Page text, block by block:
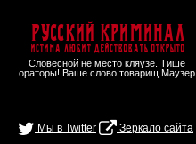
Русский Криминал
Истина любит действовать открыто
Словесной не место кляузе. Тише
ораторы! Ваше слово товарищ Маузер
Мы в Twitter Зеркало сайта